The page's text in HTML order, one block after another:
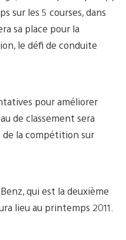
sur les 5 courses, dans
sa place pour la
le défi de conduite
pour améliorer
de classement sera
la compétition sur
qui est la deuxième
lieu au printemps 2011.